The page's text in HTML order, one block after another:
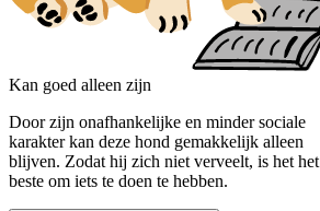
Kan goed alleen zijn
Door zijn onafhankelijke en minder sociale
karakter kan deze hond gemakkelijk alleen
blijven. Zodat hij zich niet verveelt, is het het
beste om iets te doen te hebben.